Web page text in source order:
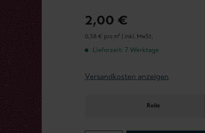
2,00 €
0,38 € pro m² | inkl. MwSt.
Lieferzeit: 7 Werktage
Versandkosten anzeigen
Rolle